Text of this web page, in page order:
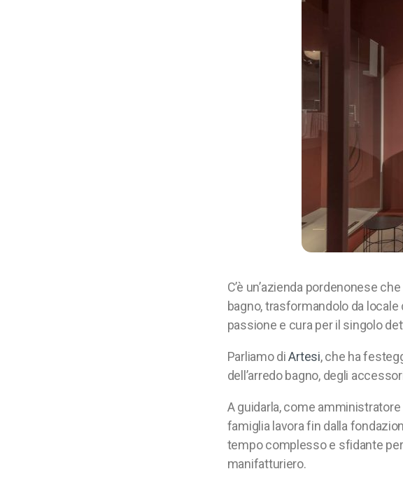
C’è un’azienda pordenonese
bagno, trasformandolo da
passione e cura per il singolo
Parliamo diArtesi, che ha
dell’arredo bagno, degli
A guidarla, come amministratore
famiglia lavora fin dalla
tempo complesso e sfidante
manifatturiero.